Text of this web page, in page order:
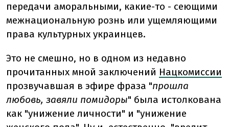
передачи аморальными, какие-то - сеющими
межнациональную рознь или ущемляющими
права культурных украинцев.
Это не смешно, но в одном из недавно
прочитанных мной заключений Нацкомиссии
прозвучавшая в эфире фраза "прошла
любовь, завяли помидоры" была истолкована
как "унижение личности" и "унижение